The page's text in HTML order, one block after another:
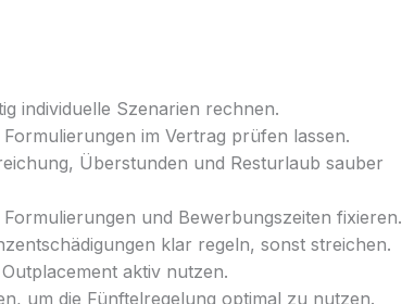
individuelle Szenarien rechnen.
im Vertrag prüfen lassen.
Überstunden und Resturlaub sauber
und Bewerbungszeiten fixieren.
klar regeln, sonst streichen.
aktiv nutzen.
um die Fünftelregelung optimal zu nutzen.